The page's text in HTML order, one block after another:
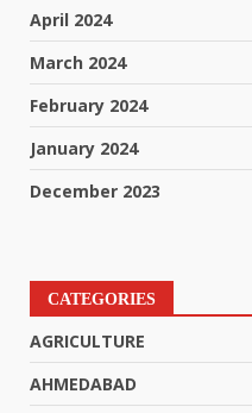
April 2024
March 2024
February 2024
January 2024
December 2023
CATEGORIES
AGRICULTURE
AHMEDABAD